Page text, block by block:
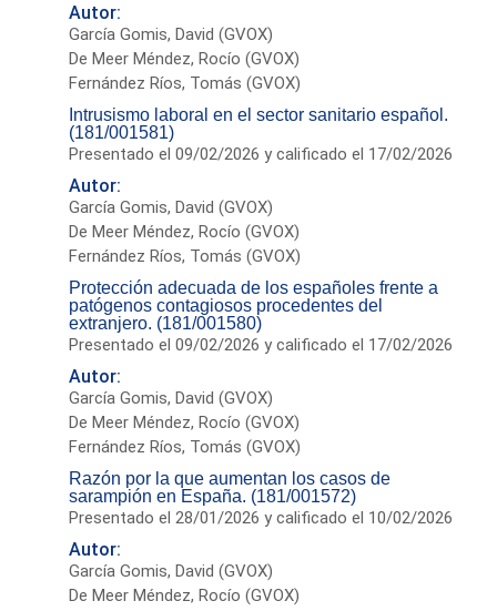
Autor:
García Gomis, David (GVOX)
De Meer Méndez, Rocío (GVOX)
Fernández Ríos, Tomás (GVOX)
Intrusismo laboral en el sector sanitario español.
(181/001581)
Presentado el 09/02/2026 y calificado el 17/02/2026
Autor:
García Gomis, David (GVOX)
De Meer Méndez, Rocío (GVOX)
Fernández Ríos, Tomás (GVOX)
Protección adecuada de los españoles frente a
patógenos contagiosos procedentes del
extranjero. (181/001580)
Presentado el 09/02/2026 y calificado el 17/02/2026
Autor:
García Gomis, David (GVOX)
De Meer Méndez, Rocío (GVOX)
Fernández Ríos, Tomás (GVOX)
Razón por la que aumentan los casos de
sarampión en España. (181/001572)
Presentado el 28/01/2026 y calificado el 10/02/2026
Autor:
García Gomis, David (GVOX)
De Meer Méndez, Rocío (GVOX)